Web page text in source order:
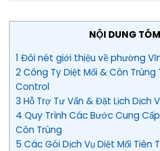
NỘI DUNG
1 Đôi nét giới thiệu về phường
2 Công Ty Diệt Mối & Côn
Control
3 Hỗ Trợ Tư Vấn & Đặt Lịch Dịch
4 Quy Trình Các Bước Cung
Côn Trùng
5 Các Gói Dịch Vụ Diệt Mối Tiên